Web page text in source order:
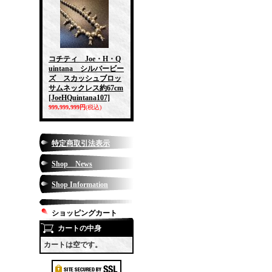
コチティ Joe・H・Q
uintana シルバービー
ズ スカッシュブロッ
サムネックレス約67cm
[JoeHQuintana107]
999,999,999円(税込)
特定商取引法表示
Shop News
Shop Information
ショッピングカート
カートの中身
カートは空です。